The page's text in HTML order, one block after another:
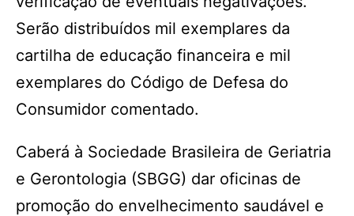
Serão distribuídos mil exemplares da
cartilha de educação financeira e mil
exemplares do Código de Defesa do
Consumidor comentado.
Caberá à Sociedade Brasileira de Geriatria
e Gerontologia (SBGG) dar oficinas de
promoção do envelhecimento saudável e